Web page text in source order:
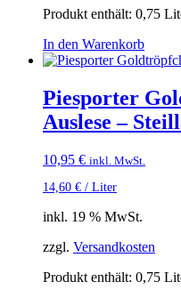
Produkt enthält: 0,75
In den Warenkorb
Piesporter
Auslese –
10,95 € inkl. MwSt.
14,60 € / Liter
inkl. 19 % MwSt.
zzgl. Versandkosten
Produkt enthält: 0,75